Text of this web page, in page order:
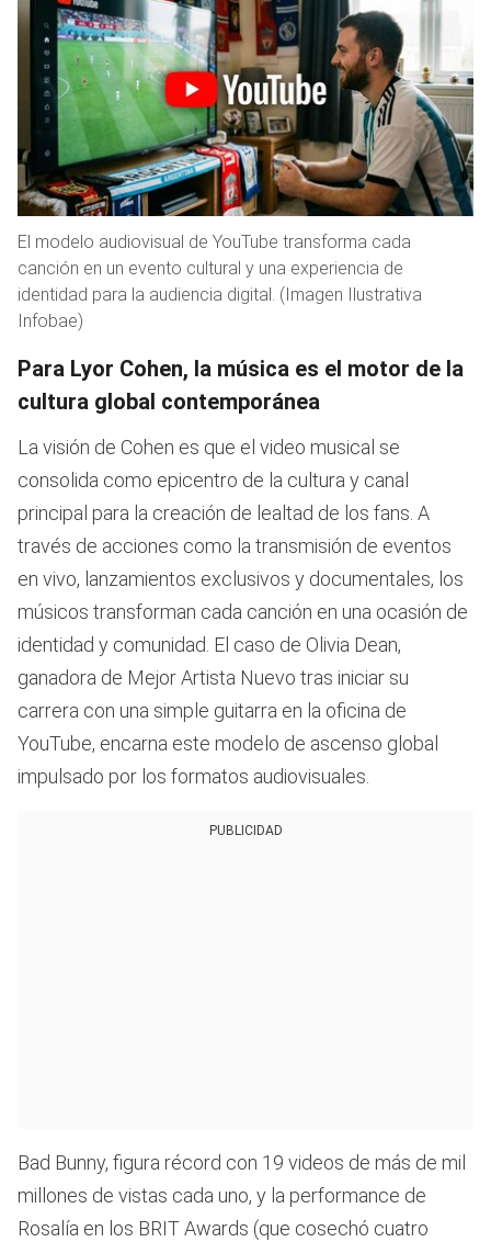
El modelo audiovisual de YouTube transforma cada
canción en un evento cultural y una experiencia de
identidad para la audiencia digital. (Imagen Ilustrativa
Infobae)
Para Lyor Cohen, la música es el motor de la
cultura global contemporánea
La visión de Cohen es que el video musical se
consolida como epicentro de la cultura y canal
principal para la creación de lealtad de los fans. A
través de acciones como la transmisión de eventos
en vivo, lanzamientos exclusivos y documentales, los
músicos transforman cada canción en una ocasión de
identidad y comunidad. El caso de Olivia Dean,
ganadora de Mejor Artista Nuevo tras iniciar su
carrera con una simple guitarra en la oficina de
YouTube, encarna este modelo de ascenso global
impulsado por los formatos audiovisuales.
PUBLICIDAD
Bad Bunny, figura récord con 19 videos de más de mil
millones de vistas cada uno, y la performance de
Rosalía en los BRIT Awards (que cosechó cuatro